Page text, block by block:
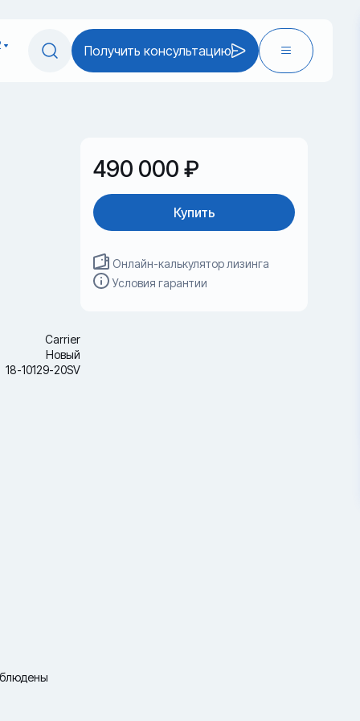
Получить консультацию
Carrier
Новый
18-10129-20SV
490 000 ₽
Купить
Онлайн-калькулятор лизинга
Условия гарантии